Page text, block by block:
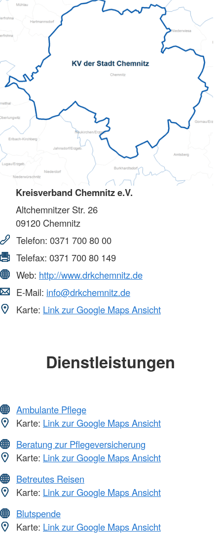
Kreisverband Chemnitz e.V.
Altchemnitzer Str. 26
09120 Chemnitz
Telefon: 0371 700 80 00
Telefax: 0371 700 80 149
Web: http://www.drkchemnitz.de
E-Mail: info@drkchemnitz.de
Karte: Link zur Google Maps Ansicht
Dienstleistungen
Ambulante Pflege
Karte: Link zur Google Maps Ansicht
Beratung zur Pflegeversicherung
Karte: Link zur Google Maps Ansicht
Betreutes Reisen
Karte: Link zur Google Maps Ansicht
Blutspende
Karte: Link zur Google Maps Ansicht